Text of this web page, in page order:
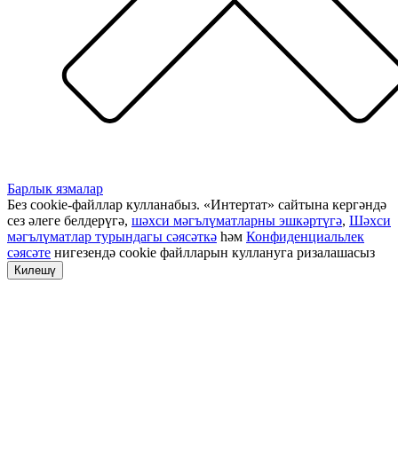
Барлык язмалар
Без cookie-файллар кулланабыз. «Интертат» сайтына кергәндә
сез әлеге белдерүгә, шәхси мәгълүматларны эшкәртүгә, Шәхси
мәгълүматлар турындагы сәясәткә һәм Конфиденциальлек
сәясәте нигезендә cookie файлларын куллануга ризалашасыз
Килешү